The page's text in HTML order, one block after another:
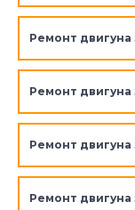
Ремонт двигуна
Ремонт двигуна
Ремонт двигуна
Ремонт двигуна